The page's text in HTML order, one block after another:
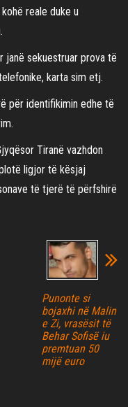
reale duke u
janë sekuestruar prova të
karta sim etj.
për identifikimin edhe të
Tiranë vazhdon
ligjor të kësjaj
të tjerë të përfshirë
Punonte si
bojaxhi në Malin
e Zi, vrasësit të
Behar Sofisë iu
premtuan 50
mijë euro